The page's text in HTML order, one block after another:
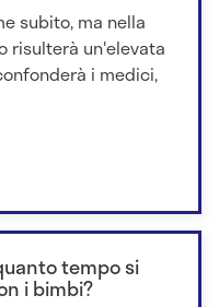
subito, ma nella
risulterà un'elevata
i medici,
tempo si
i bimbi?